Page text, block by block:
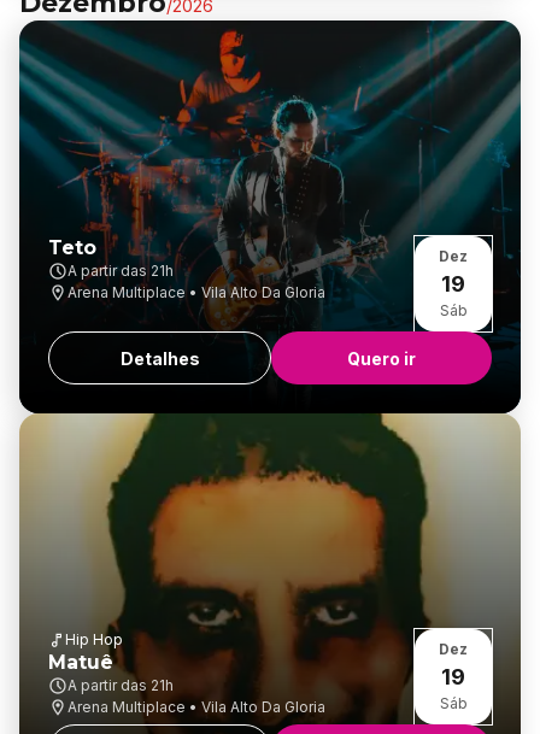
/2026
Teto
A partir das 21h
Arena Multiplace • Vila Alto Da Gloria
Dez
19
Sáb
Detalhes Quero ir
Hip Hop
Matuê
A partir das 21h
Arena Multiplace • Vila Alto Da Gloria
Dez
19
Sáb